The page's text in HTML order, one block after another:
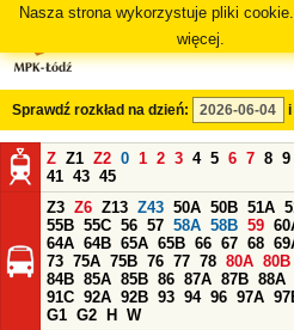
Nasza strona wykorzystuje pliki
więcej.
Sprawdź rozkład na dzień: i
Z Z1 Z2 0 1 2 3 4 5 6 7 8 9
41 43 45
Z3 Z6 Z13 Z43 50A 50B 51A
55B 55C 56 57 58A 58B 59
64A 64B 65A 65B 66 67 68
73 75A 75B 76 77 78 80A 80B
84B 85A 85B 86 87A 87B 88A
91C 92A 92B 93 94 96 97A
G1 G2 H
W